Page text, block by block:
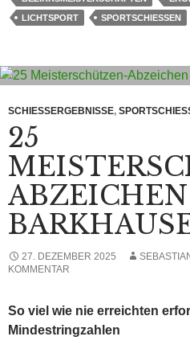
LICHTSPORT
SPORTSCHIESSEN
SCHIESSERGEBNISSE ,
25
ABZEICHEN
27. DEZEMBER 2025
KOMMENTAR
So viel wie nie erreichten
Mindestringzahlen